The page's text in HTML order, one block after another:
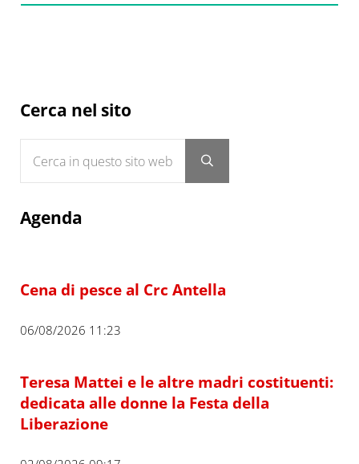
Sidebar
Cerca nel sito
Submit search
Agenda
Cena di pesce al Crc Antella
06/08/2026 11:23
Teresa Mattei e le altre madri costituenti:
dedicata alle donne la Festa della
Liberazione